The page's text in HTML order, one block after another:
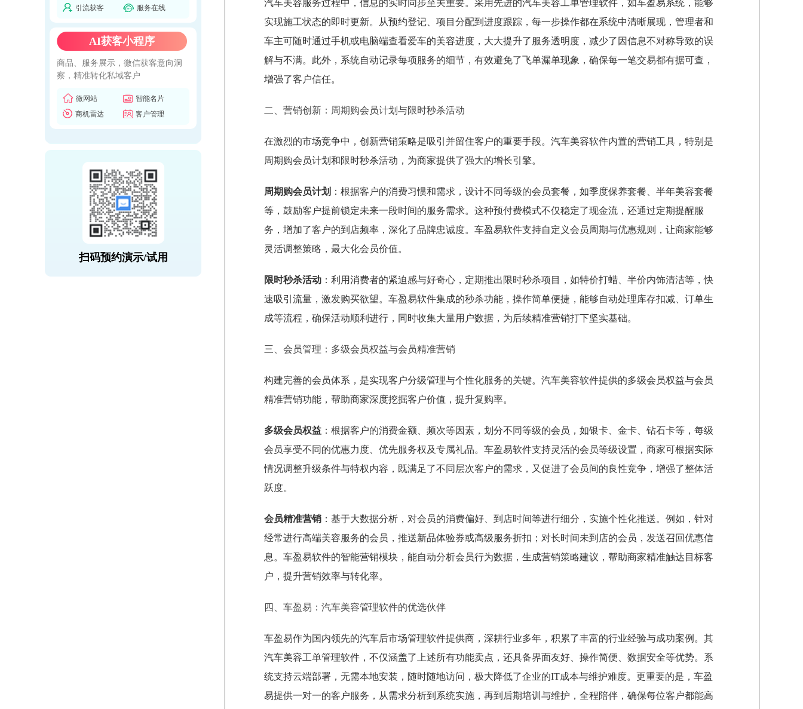
引流获客
服务在线
AI获客小程序
商品、服务展示，微信获客意向洞
察，精准转化私域客户
微网站
智能名片
商机雷达
客户管理
扫码预约演示/试用
汽车美容服务过程中，信息的实时同步至关重要。采用先进的汽车美容工单管理软件，如车盈易系统，能够
实现施工状态的即时更新。从预约登记、项目分配到进度跟踪，每一步操作都在系统中清晰展现，管理者和
车主可随时通过手机或电脑端查看爱车的美容进度，大大提升了服务透明度，减少了因信息不对称导致的误
解与不满。此外，系统自动记录每项服务的细节，有效避免了飞单漏单现象，确保每一笔交易都有据可查，
增强了客户信任。
二、营销创新：周期购会员计划与限时秒杀活动
在激烈的市场竞争中，创新营销策略是吸引并留住客户的重要手段。汽车美容软件内置的营销工具，特别是
周期购会员计划和限时秒杀活动，为商家提供了强大的增长引擎。
周期购会员计划 ：根据客户的消费习惯和需求，设计不同等级的会员套餐，如季度保养套餐、半年美容套餐
等，鼓励客户提前锁定未来一段时间的服务需求。这种预付费模式不仅稳定了现金流，还通过定期提醒服
务，增加了客户的到店频率，深化了品牌忠诚度。车盈易软件支持自定义会员周期与优惠规则，让商家能够
灵活调整策略，最大化会员价值。
限时秒杀活动：利用消费者的紧迫感与好奇心，定期推出限时秒杀项目，如特价打蜡、半价内饰清洁等，快
速吸引流量，激发购买欲望。车盈易软件集成的秒杀功能，操作简单便捷，能够自动处理库存扣减、订单生
成等流程，确保活动顺利进行，同时收集大量用户数据，为后续精准营销打下坚实基础。
三、会员管理：多级会员权益与会员精准营销
构建完善的会员体系，是实现客户分级管理与个性化服务的关键。汽车美容软件提供的多级会员权益与会员
精准营销功能，帮助商家深度挖掘客户价值，提升复购率。
多级会员权益：根据客户的消费金额、频次等因素，划分不同等级的会员，如银卡、金卡、钻石卡等，每级
会员享受不同的优惠力度、优先服务权及专属礼品。车盈易软件支持灵活的会员等级设置，商家可根据实际
情况调整升级条件与特权内容，既满足了不同层次客户的需求，又促进了会员间的良性竞争，增强了整体活
跃度。
会员精准营销：基于大数据分析，对会员的消费偏好、到店时间等进行细分，实施个性化推送。例如，针对
经常进行高端美容服务的会员，推送新品体验券或高级服务折扣；对长时间未到店的会员，发送召回优惠信
息。车盈易软件的智能营销模块，能自动分析会员行为数据，生成营销策略建议，帮助商家精准触达目标客
户，提升营销效率与转化率。
四、车盈易：汽车美容管理软件的优选伙伴
车盈易作为国内领先的汽车后市场管理软件提供商，深耕行业多年，积累了丰富的行业经验与成功案例。其
汽车美容工单管理软件，不仅涵盖了上述所有功能卖点，还具备界面友好、操作简便、数据安全等优势。系
统支持云端部署，无需本地安装，随时随地访问，极大降低了企业的IT成本与维护难度。更重要的是，车盈
易提供一对一的客户服务，从需求分析到系统实施，再到后期培训与维护，全程陪伴，确保每位客户都能高